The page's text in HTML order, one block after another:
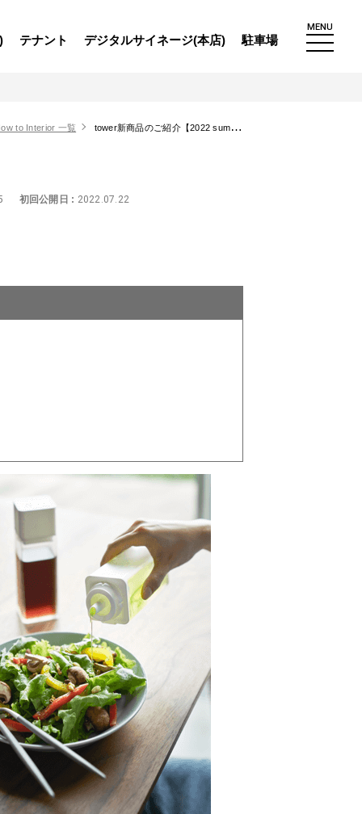
テナント デジタルサイネージ(本店) 駐車場
MENU
to Interior 一覧 tower新商品のご紹介【2022 summer】
初回公開日 : 2022.07.22